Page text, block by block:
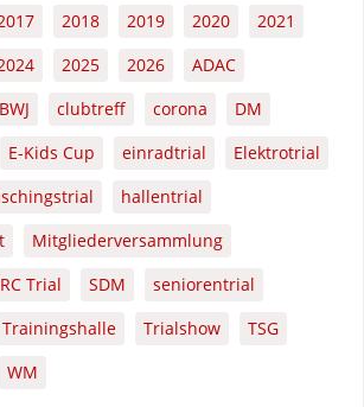
2018 2019 2020
2021
2025 2026
ADAC
BWJ clubtreff corona
DM
E-Kids Cup einradtrial
Elektrotrial
hallentrial
Mitgliederversammlung
RC Trial SDM
seniorentrial
Trainingshalle Trialshow
TSG
WM